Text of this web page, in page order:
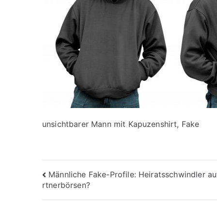
unsichtbarer Mann mit Kapuzenshirt, Fake
Beitragsnavigation
Männliche Fake-Profile: Heiratsschwindler
rtnerbörsen?